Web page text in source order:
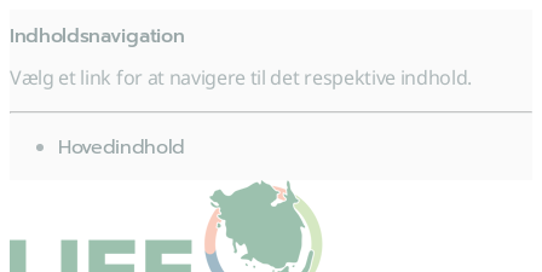
Indholdsnavigation
Vælg et link for at navigere til det respektive indhold.
gå til
Hovedindhold